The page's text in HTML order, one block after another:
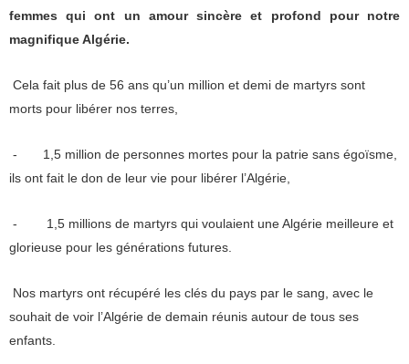
femmes qui ont un amour sincère et profond pour notre
magnifique Algérie.
Cela fait plus de 56 ans qu’un million et demi de martyrs sont
morts pour libérer nos terres,
- 1,5 million de personnes mortes pour la patrie sans égoïsme,
ils ont fait le don de leur vie pour libérer l’Algérie,
- 1,5 millions de martyrs qui voulaient une Algérie meilleure et
glorieuse pour les générations futures.
Nos martyrs ont récupéré les clés du pays par le sang, avec le
souhait de voir l’Algérie de demain réunis autour de tous ses
enfants.